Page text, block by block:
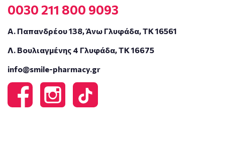
0030 211 800 9093
Α. Παπανδρέου 138, Άνω Γλυφάδα, ΤΚ 16561
Λ. Βουλιαγμένης 4 Γλυφάδα, ΤΚ 16675
info@smile-pharmacy.gr